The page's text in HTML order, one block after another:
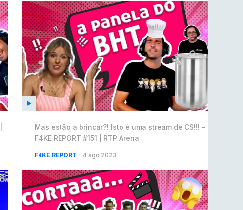
Mas estão a brincar?! Isto é uma stream de CS!!! –
F4KE REPORT #151 | RTP Arena
F4KE REPORT 4 ago 2023